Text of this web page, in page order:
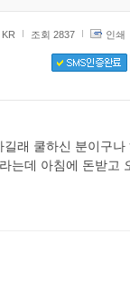
KR 조회 2837 인쇄
래 쿨하신 분이구나
는데 아침에 돈받고